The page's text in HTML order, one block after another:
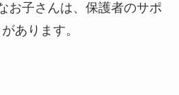
お子さんは、保護者のサポ
あります。